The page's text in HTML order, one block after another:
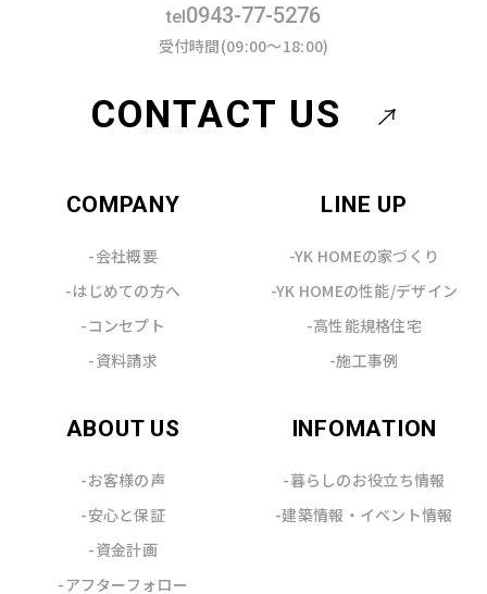
tel0943-77-5276
受付時間(09:00～18:00)
CONTACT US
COMPANY
-会社概要
-はじめての方へ
-コンセプト
-資料請求
LINE UP
-YK HOMEの家づくり
-YK HOMEの性能/デザイン
-高性能規格住宅
-施工事例
ABOUT US
-お客様の声
-安心と保証
-資金計画
-アフターフォロー
INFOMATION
-暮らしのお役立ち情報
-建築情報・イベント情報